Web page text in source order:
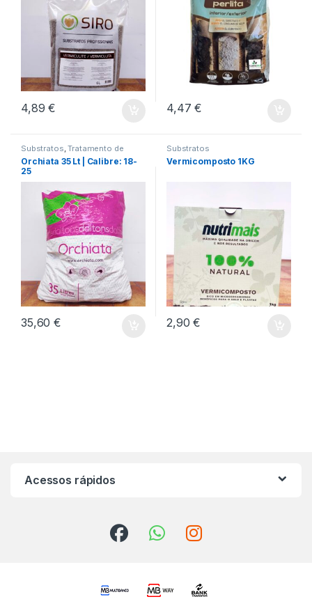
4,89€ 4,47€
Substratos,Tratamento de
Plantas
Orchiata 35 Lt | Calibre: 18-
25
35,60€
Substratos
Vermicomposto 1KG
2,90€
Acessos rápidos